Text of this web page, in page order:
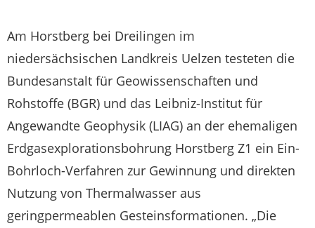
Am Horstberg bei Dreilingen im
niedersächsischen Landkreis Uelzen testeten die
Bundesanstalt für Geowissenschaften und
Rohstoffe (BGR) und das Leibniz-Institut für
Angewandte Geophysik (LIAG) an der ehemaligen
Erdgasexplorationsbohrung Horstberg Z1 ein Ein-
Bohrloch-Verfahren zur Gewinnung und direkten
Nutzung von Thermalwasser aus
geringpermeablen Gesteinsformationen. „Die